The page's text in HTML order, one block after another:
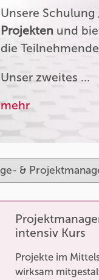
Unsere Schulung
Projekten und
die
Unser zweites …
mehr
intensiv Kurs
Projekte im
wirksam